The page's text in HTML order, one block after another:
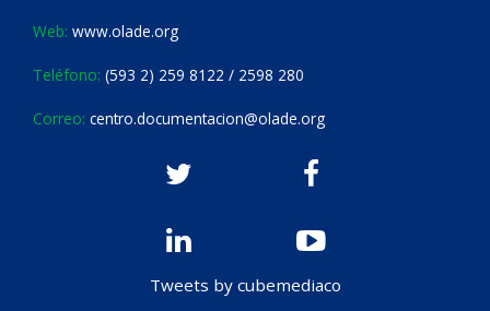
Web: www.olade.org
Teléfono: (593 2) 259 8122 / 2598 280
Correo: centro.documentacion@olade.org
Tweets by cubemediaco